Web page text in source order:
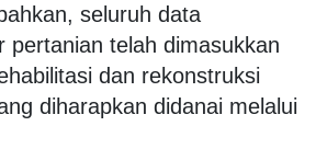
seluruh data
pertanian telah dimasukkan
dan rekonstruksi
diharapkan didanai melalui